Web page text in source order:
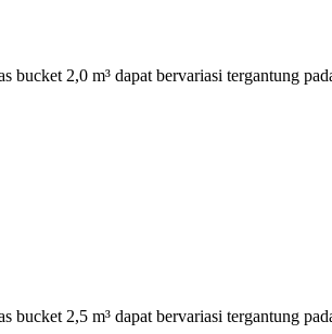
2,0 m³ dapat bervariasi tergantung
2,5 m³ dapat bervariasi tergantung